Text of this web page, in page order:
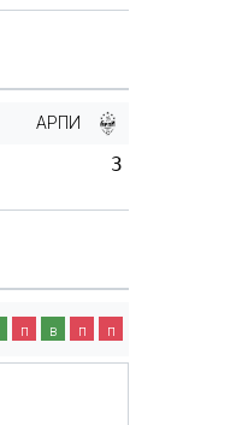
АРПИ
3
п в п п